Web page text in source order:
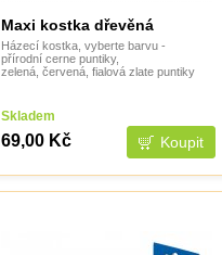
Maxi kostka dřevěná
Házecí kostka, vyberte barvu -
přírodní cerne puntiky,
zelená, červená, fialová zlate puntiky
Skladem
69,00 Kč